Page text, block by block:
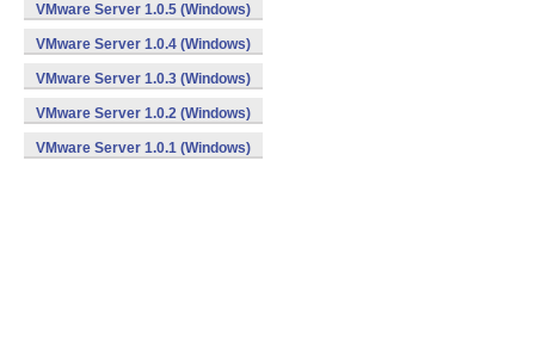
VMware Server 1.0.5 (Windows)
VMware Server 1.0.4 (Windows)
VMware Server 1.0.3 (Windows)
VMware Server 1.0.2 (Windows)
VMware Server 1.0.1 (Windows)